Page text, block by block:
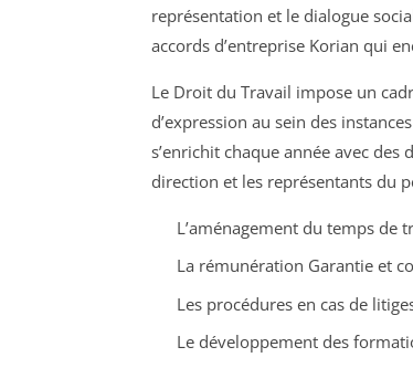
représentation et le dialogue
accords d’entreprise Korian qui
Le Droit du Travail impose un
d’expression au sein des
s’enrichit chaque année avec
direction et les représentants du
L’aménagement du temps de
La rémunération Garantie et
Les procédures en cas de
Le développement des